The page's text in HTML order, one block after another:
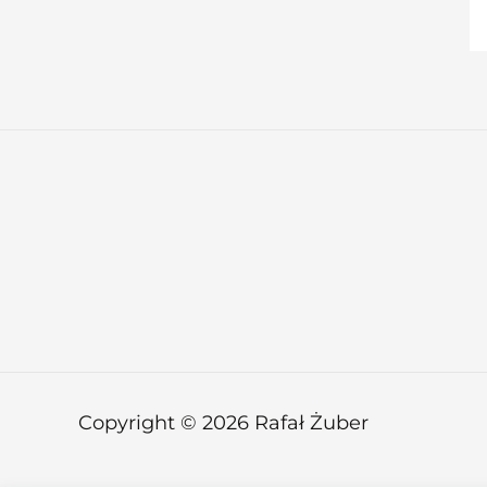
Copyright © 2026 Rafał Żuber